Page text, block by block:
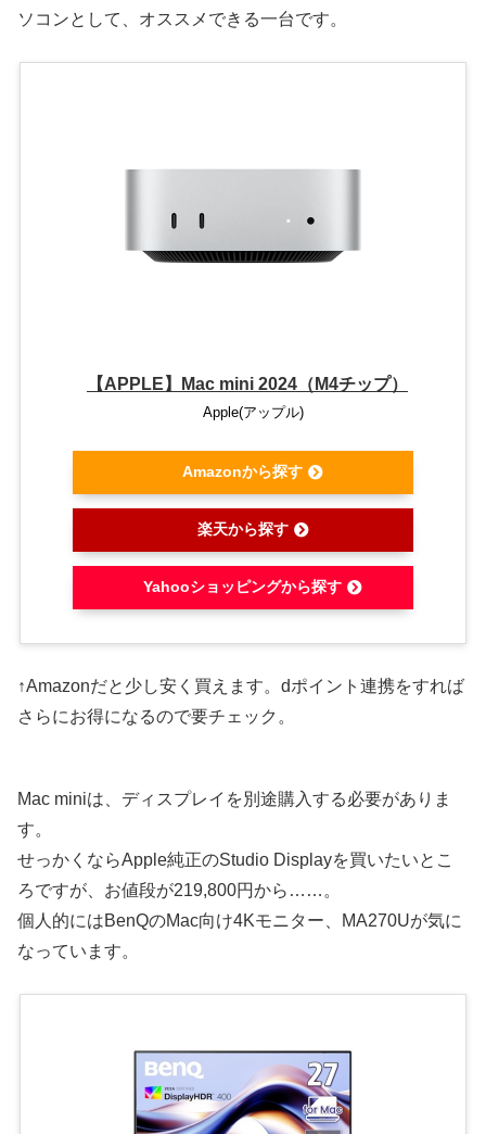
ソコンとして、オススメできる一台です。
【APPLE】Mac mini 2024（M4チップ）
Apple(アップル)
Amazonから探す
楽天から探す
Yahooショッピングから探す
↑Amazonだと少し安く買えます。dポイント連携をすれば
さらにお得になるので要チェック。
Mac miniは、ディスプレイを別途購入する必要がありま
す。
せっかくならApple純正のStudio Displayを買いたいとこ
ろですが、お値段が219,800円から……。
個人的にはBenQのMac向け4Kモニター、MA270Uが気に
なっています。